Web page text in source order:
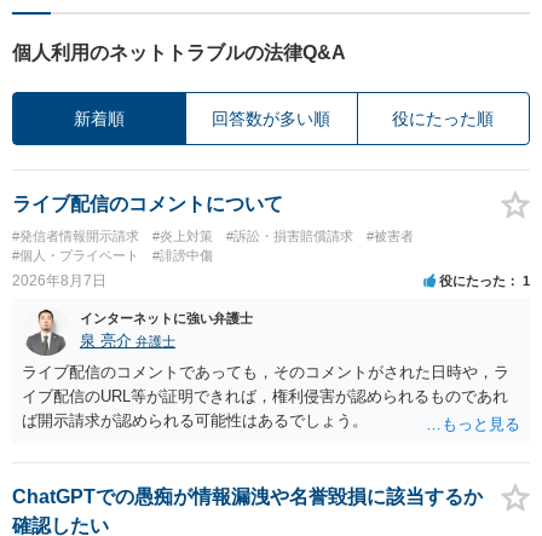
個人利用のネットトラブルの法律Q&A
新着順 回答数が多い順 役にたった順
ライブ配信のコメントについて
#発信者情報開示請求 #炎上対策 #訴訟・損害賠償請求
#被害者
#個人・プライベート
#誹謗中傷
2026年8月7日 役にたった 1
インターネットに強い弁護士
泉 亮介 弁護士
ライブ配信のコメントであっても，そのコメントがされた日時や，ラ
イブ配信のURL等が証明できれば，権利侵害が認められるものであれ
ば開示請求が認められる可能性はあるでしょう。
ChatGPTでの愚痴が情報漏洩や名誉毀損に該当するか
確認したい